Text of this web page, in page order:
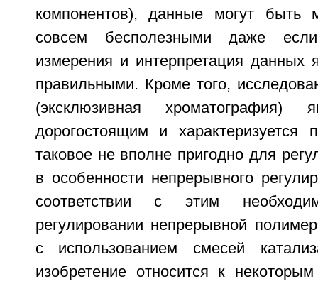
компонентов), данные могут быть
совсем бесполезными даже
измерения и интерпретация данных
правильными. Кроме того,
(эксклюзивная хроматография)
дорогостоящим и характеризуется
таковое не вполне пригодно для
в особенности непрерывного
соответствии с этим
регулировании непрерывной
с использованием смесей
изобретение относится к